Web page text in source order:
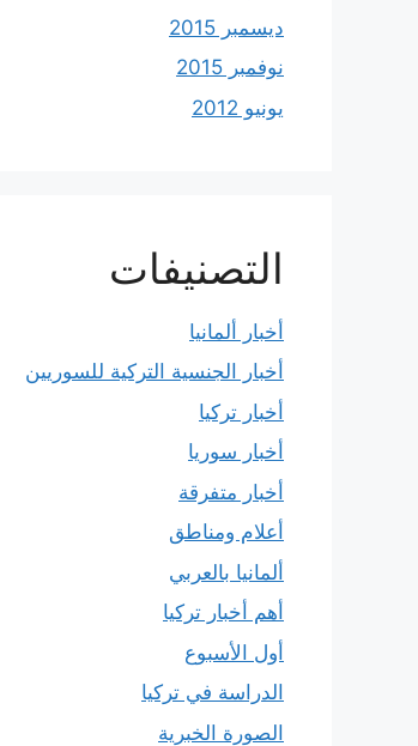
ديسمبر 2015
نوفمبر 2015
يونيو 2012
التصنيفات
أخبار ألمانيا
أخبار الجنسية التركية للسوريين
أخبار تركيا
أخبار سوريا
أخبار متفرقة
أعلام ومناطق
ألمانيا بالعربي
أهم أخبار تركيا
أول الأسبوع
الدراسة في تركيا
الصورة الخبرية